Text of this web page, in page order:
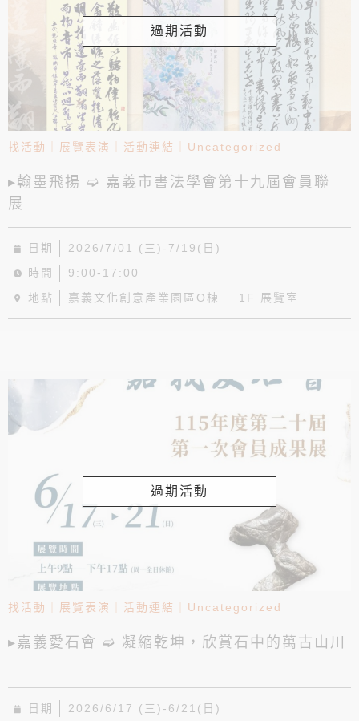
過期活動
找活動 展覽表演 活動連結 Uncategorized
▸翰墨飛揚 ➫ 嘉義市書法學會第十九屆會員聯
展
日期
2026/7/01 (三)-7/19(日)
時間
9:00-17:00
地點
嘉義文化創意產業園區O棟 ─ 1F 展覽室
過期活動
找活動 展覽表演 活動連結 Uncategorized
▸嘉義愛石會 ➫ 凝縮乾坤，欣賞石中的萬古山川
日期
2026/6/17 (三)-6/21(日)